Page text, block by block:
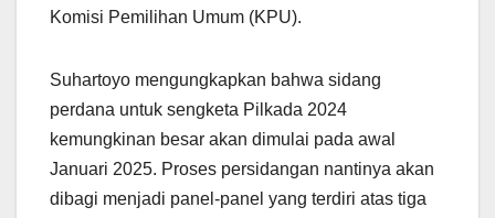
Komisi Pemilihan Umum (KPU).
Suhartoyo mengungkapkan bahwa sidang
perdana untuk sengketa Pilkada 2024
kemungkinan besar akan dimulai pada awal
Januari 2025. Proses persidangan nantinya akan
dibagi menjadi panel-panel yang terdiri atas tiga